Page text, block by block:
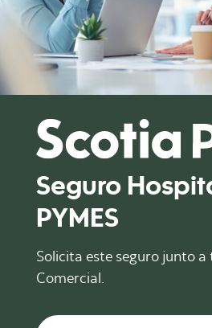
Seguro
PYMES
Solicita este seguro junto
Comercial.